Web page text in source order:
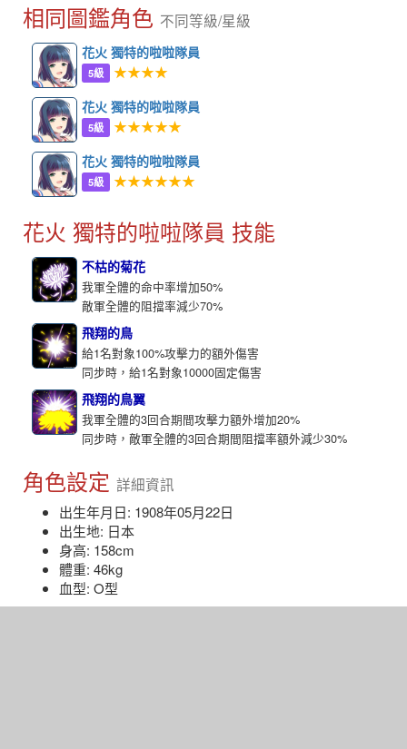
相同圖鑑角色 不同等級/星級
花火 獨特的啦啦隊員
5級 ★★★★
花火 獨特的啦啦隊員
5級 ★★★★★
花火 獨特的啦啦隊員
5級 ★★★★★★
花火 獨特的啦啦隊員 技能
不枯的菊花
我軍全體的命中率增加50%
敵軍全體的阻擋率減少70%
飛翔的鳥
給1名對象100%攻擊力的額外傷害
同步時，給1名對象10000固定傷害
飛翔的鳥翼
我軍全體的3回合期間攻擊力額外增加20%
同步時，敵軍全體的3回合期間阻擋率額外減少30%
角色設定 詳細資訊
出生年月日: 1908年05月22日
出生地: 日本
身高: 158cm
體重: 46kg
血型: O型